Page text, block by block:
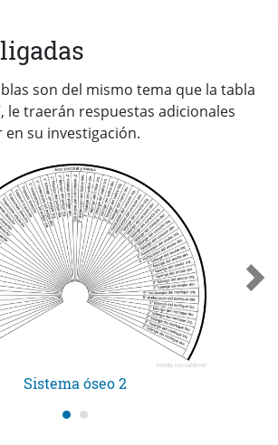
son del mismo tema que la tabla
le traerán respuestas adicionales
su investigación.
Sistema óseo 2